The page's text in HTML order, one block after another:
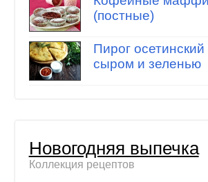
(постные)
Пирог осетинский
сыром и зеленью
Новогодняя выпечка
Коллекция рецептов